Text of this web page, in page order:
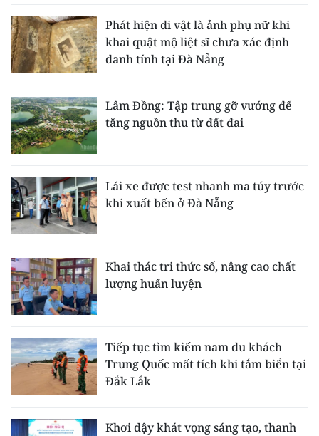
Phát hiện di vật là ảnh phụ nữ khi
khai quật mộ liệt sĩ chưa xác định
danh tính tại Đà Nẵng
Lâm Đồng: Tập trung gỡ vướng để
tăng nguồn thu từ đất đai
Lái xe được test nhanh ma túy trước
khi xuất bến ở Đà Nẵng
Khai thác tri thức số, nâng cao chất
lượng huấn luyện
Tiếp tục tìm kiếm nam du khách
Trung Quốc mất tích khi tắm biển tại
Đắk Lắk
Khơi dậy khát vọng sáng tạo, thanh